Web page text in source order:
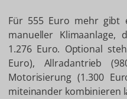
Für 555 Euro mehr gibt
manueller
1.276 Euro. Optional
Euro), Allradantrieb
Motorisierung (1.300
miteinander kombinieren